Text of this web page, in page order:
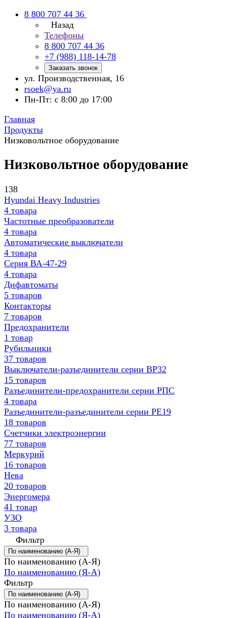
8 800 707 44 36
Назад
Телефоны
8 800 707 44 36
+7 (988) 118-14-78
Заказать звонок
ул. Производственная, 16
rsoek@ya.ru
Пн-Пт: с 8:00 до 17:00
Главная
Продукты
Низковольтное оборудование
Низковольтное оборудование
138
Hyundai Heavy Industries
4 товара
Частотные преобразователи
4 товара
Автоматические выключатели
4 товара
Серия ВА-47-29
4 товара
Дифавтоматы
5 товаров
Контакторы
7 товаров
Предохранители
1 товар
Рубильники
37 товаров
Выключатели-разъединители серии ВР32
15 товаров
Разъединители-предохранители серии РПС
4 товара
Разъединители-разъединители серии РЕ19
18 товаров
Счетчики электроэнергии
77 товаров
Меркурий
16 товаров
Нева
20 товаров
Энергомера
41 товар
УЗО
3 товара
Фильтр
По наименованию (А-Я)
По наименованию (А-Я)
По наименованию (Я-А)
Фильтр
По наименованию (А-Я)
По наименованию (А-Я)
По наименованию (Я-А)